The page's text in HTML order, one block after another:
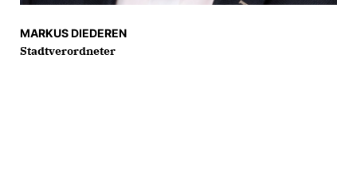
MARKUS DIEDEREN
Stadtverordneter